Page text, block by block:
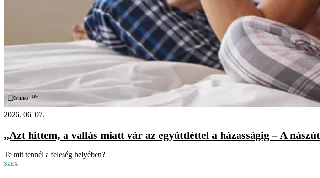
Videó 18+
2026. 06. 07.
„Azt hittem, a vallás miatt vár az együttléttel a házasságig – A
Te mit tennél a feleség helyében?
SZEX